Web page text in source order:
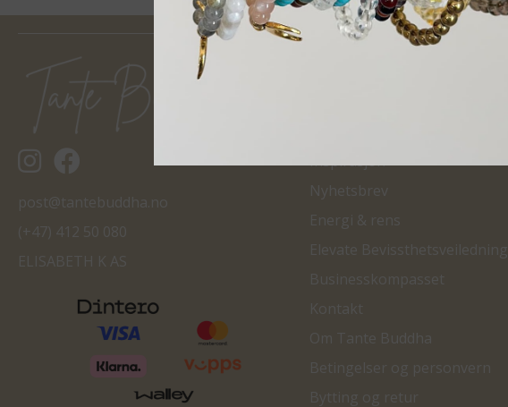
Tantebuddha.no instagram
Tantebuddha.no facebook
post@tantebuddha.no
(+47) 412 50 080
ELISABETH K AS
Inspirasjon
Nyhetsbrev
Energi & rens
Elevate Bevissthetsveiledning
Businesskompasset
Kontakt
Om Tante Buddha
Betingelser og personvern
Bytting og retur